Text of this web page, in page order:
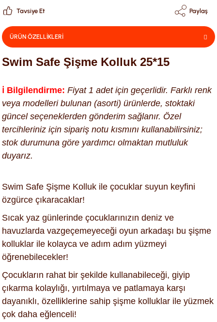
Tavsiye Et Paylaş
ÜRÜN ÖZELLİKLERİ
Swim Safe Şişme Kolluk 25*15
ℹ️ Bilgilendirme: Fiyat 1 adet için geçerlidir. Farklı renk
veya modelleri bulunan (asorti) ürünlerde, stoktaki
güncel seçeneklerden gönderim sağlanır. Özel
tercihleriniz için sipariş notu kısmını kullanabilirsiniz;
stok durumuna göre yardımcı olmaktan mutluluk
duyarız.
Swim Safe Şişme Kolluk ile çocuklar suyun keyfini
özgürce çıkaracaklar!
Sıcak yaz günlerinde çocuklarınızın deniz ve
havuzlarda vazgeçemeyeceği oyun arkadaşı bu şişme
kolluklar ile kolayca ve adım adım yüzmeyi
öğrenebilecekler!
Çocukların rahat bir şekilde kullanabileceği, giyip
çıkarma kolaylığı, yırtılmaya ve patlamaya karşı
dayanıklı, özelliklerine sahip şişme kolluklar ile yüzmek
çok daha eğlenceli!